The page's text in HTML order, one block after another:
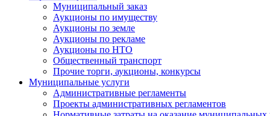
Муниципальный заказ
Аукционы по имуществу
Аукционы по земле
Аукционы по рекламе
Аукционы по НТО
Общественный транспорт
Прочие торги, аукционы, конкурсы
Муниципальные услуги
Административные регламенты
Проекты административных регламентов